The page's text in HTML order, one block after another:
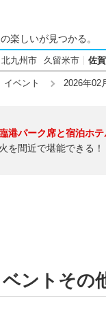
楽しいが見つかる。
北九州市 久留米市 佐
イベント 2026年02
臨港パーク席と宿泊ホ
を間近で堪能できる
ントその